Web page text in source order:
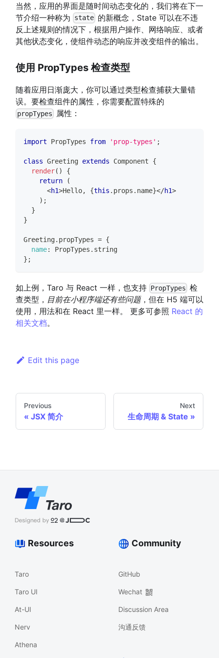
当然，应用的界面是随时间动态变化的，我们将在下一
节介绍一种称为
state 的新概念，State 可以在不违
反上述规则的情况下，根据用户操作、网络响应、或者
其他状态变化，使组件动态的响应并改变组件的输出。
使用 PropTypes 检查类型
随着应用日渐庞大，你可以通过类型检查捕获大量错
误。要检查组件的属性，你需要配置特殊的
propTypes 属性：
import PropTypes from 'prop-types' ;
class Greeting extends Component
{
render( )
{
return
(
<h1>Hello, {this . props . name}</h1>
) ;
}
}
Greeting. propTypes = {
name: PropTypes . string
} ;
如上例，Taro 与 React 一样，也支持 PropTypes 检
查类型， 目前在小程序端还有些问题，但在 H5 端可以
使用，用法和在 React 里一样。 更多可参照 React 的
相关文档。
Edit this page
Previous
JSX 简介
Next
生命周期 & State
Resources
Taro
Taro UI
At-UI
Nerv
Athena
Community
GitHub
Wechat
Discussion Area
沟通反馈